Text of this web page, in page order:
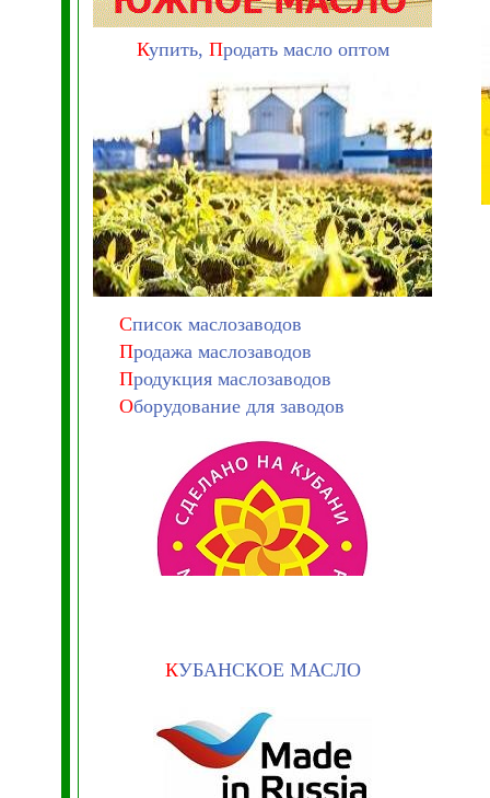
Купить, Продать масло оптом
Список маслозаводов
Продажа маслозаводов
Продукция маслозаводов
Оборудование для заводов
КУБАНСКОЕ МАСЛО